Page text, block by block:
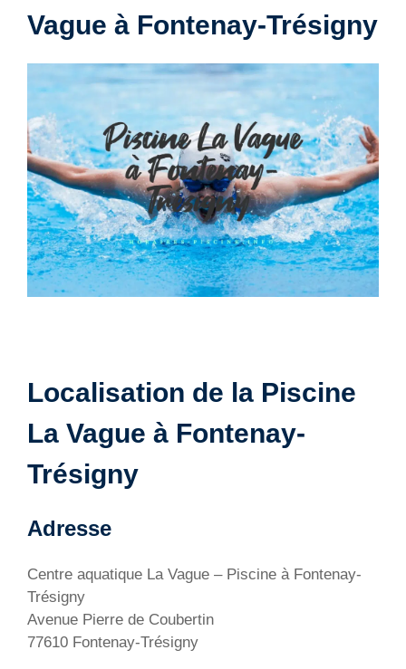
Vague à Fontenay-Trésigny
Localisation de la Piscine
La Vague à Fontenay-
Trésigny
Adresse
Centre aquatique La Vague – Piscine à Fontenay-
Trésigny
Avenue Pierre de Coubertin
77610 Fontenay-Trésigny